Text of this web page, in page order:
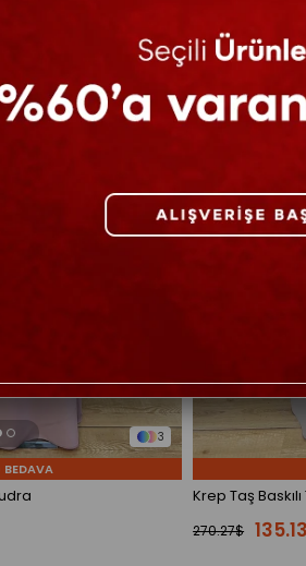
3
Krep Taş
270.27$